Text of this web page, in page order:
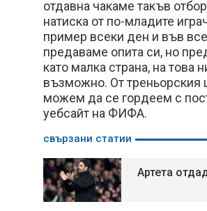
отдавна чакаме такъв
натиска от по-младите
пример всеки ден и във
предаваме опита си, но
като малка страна, на това
възможно. От треньорския
можем да се гордеем с
уебсайт на ФИФА.
свързани статии
Артета